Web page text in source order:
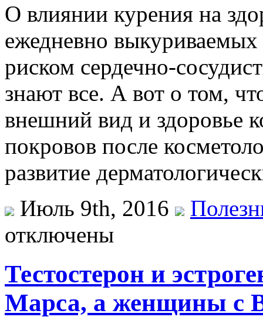
О влиянии курения на
ежедневно выкуриваемых
риском сердечно-
знают все. А вот о том,
внешний вид и здоровье
покровов после
развитие
Июль 9th, 2016
отключены
Тестостерон и
Марса, а женщины с